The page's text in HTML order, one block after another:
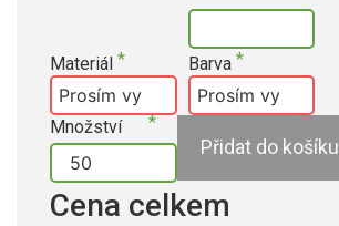
Materiál Barva
Množství
Cena celkem
Přidat do košíku